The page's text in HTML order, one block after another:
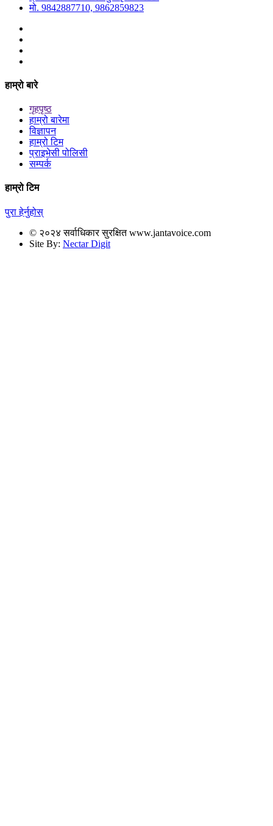
मो. 9842887710, 9862859823
हाम्रो बारे
गृहपृष्ठ
हाम्रो बारेमा
विज्ञापन
हाम्रो टिम
प्राइभेसी पोलिसी
सम्पर्क
हाम्रो टिम
पुरा हेर्नुहोस्
© २०२४ सर्वाधिकार सुरक्षित www.jantavoice.com
Site By: Nectar Digit